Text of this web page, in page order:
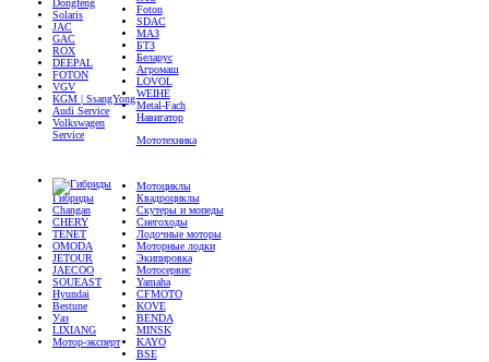
Dongfeng
Solaris
JAC
GAC
ROX
DEEPAL
FOTON
VGV
KGM | SsangYong
Audi Service
Volkswagen
Service
Гибриды
Changan
CHERY
TENET
OMODA
JETOUR
JAECOO
SOUEAST
Hyundai
Bestune
Уаз
LIXIANG
Мотор-эксперт
Foton
SDAC
МАЗ
БТЗ
Беларус
Агромаш
LOVOL
WEIHE
Metal-Fach
Навигатор
Мототехника
Мотоциклы
Квадроциклы
Скутеры и мопеды
Снегоходы
Лодочные моторы
Моторные лодки
Экипировка
Мотосервис
Yamaha
CFMOTO
KOVE
BENDA
MINSK
KAYO
BSE